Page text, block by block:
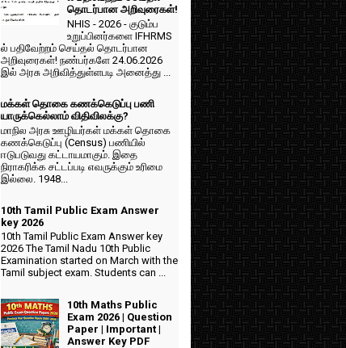
தொடர்பான அறிவுரைகள்!
NHIS - 2026 - குடும்ப
உறுப்பினர்களை IFHRMS
ல் பதிவேற்றம் செய்தல் தொடர்பான
அறிவுரைகள்! நண்பர்களே 24.06.2026
இல் அரசு அறிவித்துள்ளபடி அனைத்து ...
மக்கள் தொகை கணக்கெடுப்பு பணி
யாருக்கெல்லாம் விதிவிலக்கு?
மாநில அரசு ஊழியர்கள் மக்கள் தொகை
கணக்கெடுப்பு (Census) பணியில்
ஈடுபடுவது கட்டாயமாகும். இதை
நிராகரிக்க சட்டப்படி எவருக்கும் உரிமை
இல்லை. 1948...
10th Tamil Public Exam Answer
key 2026
10th Tamil Public Exam Answer key
2026 The Tamil Nadu 10th Public
Examination started on March with the
Tamil subject exam. Students can ...
10th Maths Public
Exam 2026 | Question
Paper | Important |
Answer Key PDF